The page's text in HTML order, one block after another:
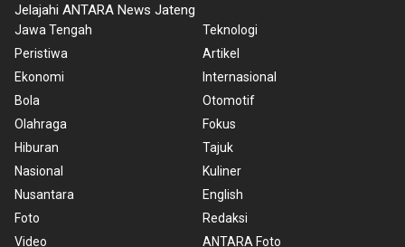
Jelajahi ANTARA News Jateng
Jawa Tengah
Peristiwa
Ekonomi
Bola
Olahraga
Hiburan
Nasional
Nusantara
Foto
Video
Teknologi
Artikel
Internasional
Otomotif
Fokus
Tajuk
Kuliner
English
Redaksi
ANTARA Foto